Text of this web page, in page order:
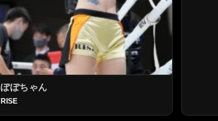
ぽぽちゃん
RISE